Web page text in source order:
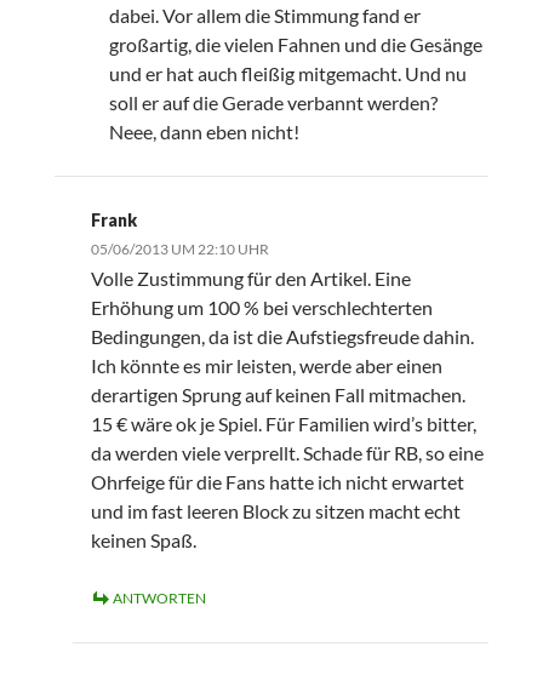
dabei. Vor allem die Stimmung fand er
großartig, die vielen Fahnen und die Gesänge
und er hat auch fleißig mitgemacht. Und nu
soll er auf die Gerade verbannt werden?
Neee, dann eben nicht!
Frank
05/06/2013 UM 22:10 UHR
Volle Zustimmung für den Artikel. Eine
Erhöhung um 100 % bei verschlechterten
Bedingungen, da ist die Aufstiegsfreude dahin.
Ich könnte es mir leisten, werde aber einen
derartigen Sprung auf keinen Fall mitmachen.
15 € wäre ok je Spiel. Für Familien wird’s bitter,
da werden viele verprellt. Schade für RB, so eine
Ohrfeige für die Fans hatte ich nicht erwartet
und im fast leeren Block zu sitzen macht echt
keinen Spaß.
ANTWORTEN